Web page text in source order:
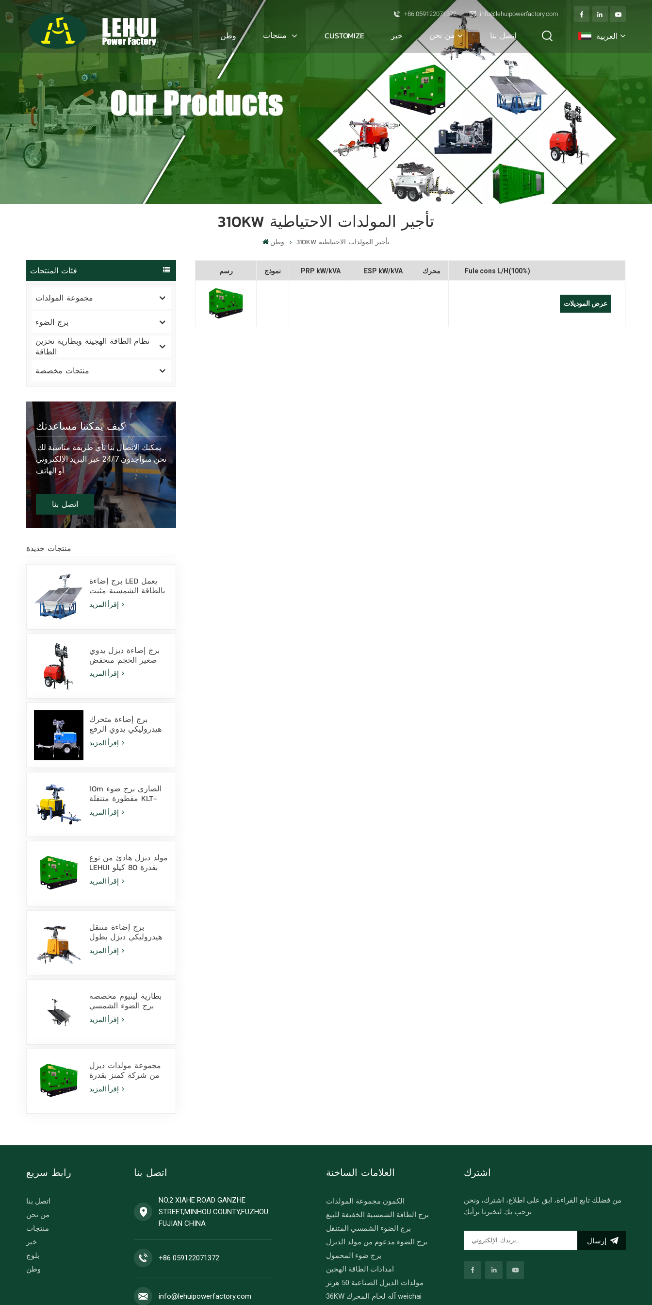
+86 059122071372 info@lehuipowerfactory.com
وطن CUSTOMIZE خبر من نحن اتصل بنا العربية
English
français
Deutsch
italiano
русский
español
310KW تأجير المولدات الاحتياطية
وطن 310KW تأجير المولدات الاحتياطية
فئات المنتجات
مجموعة المولدات
برج الضوء
نظام الطاقة الهجينة وبطارية تخزين
الطاقة
منتجات مخصصة
كيف يمكننا مساعدتك
يمكنك الاتصال بنا بأي طريقة مناسبة لك.
نحن متواجدون 24/7 عبر البريد الإلكتروني
أو الهاتف.
اتصل بنا
منتجات جديدة
برج إضاءة LED يعمل
بالطاقة الشمسية مثبت
على قاعدة انزلاقية،
مزود بمصابيح LED
برج إضاءة ديزل يدوي
صغير الحجم منخفض
مصابيح هاليد معدنية
برج إضاءة متحرك
هيدروليكي يدوي الرفع
بارتفاع 9 أمتار مزود
بمصابيح LED ومصابيح
10m الصاري برج ضوء
مقطورة متنقلة KLT-
10000V المراقبة
مولد ديزل هادئ من نوع
LEHUI بقدرة 80 كيلو
فولت أمبير يعمل
بمحرك Cummins
برج إضاءة متنقل
هيدروليكي ديزل بطول
9 أمتار مزود بمصابيح
LED بقدرة 350 وات
بطارية ليثيوم مخصصة
برج الضوء الشمسي
600W مصابيح LED مع
انزلاق
مجموعة مولدات ديزل
من شركة كمنز بقدرة
425 كيلو فولت أمبير،
طراز 6ZTAA13-G2،
رسم نموذج PRP kW/kVA ESP kW/kVA محرك Fule cons L/H(100%)
عرض الموديلات
رابط سريع
اتصل بنا
من نحن
منتجات
خبر
بلوج
وطن
اتصل بنا
NO.2 XIAHE ROAD GANZHE
STREET,MINHOU COUNTY,FUZHOU
FUJIAN CHINA
+86 059122071372
info@lehuipowerfactory.com
العلامات الساخنة
الكمون مجموعة المولدات
برج الطاقة الشمسية الخفيفة للبيع
برج الضوء الشمسي المتنقل
برج الضوء مدعوم من مولد الديزل
برج ضوء المحمول
امدادات الطاقة الهجين
مولدات الديزل الصناعية 50 هرتز
36KW آلة لحام المحرك weichai
اشترك
من فضلك تابع القراءة، ابق على اطلاع، اشترك، ونحن
نرحب بك لتخبرنا برأيك.
إرسال